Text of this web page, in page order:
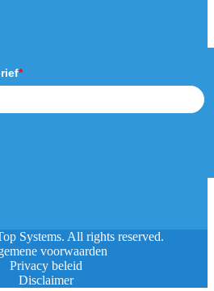
*
Systems. All rights reserved.
voorwaarden
Privacy beleid
Disclaimer